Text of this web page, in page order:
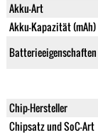
Akku-Art
Akku-Kapazität (mAh)
Batterieeigenschaften
Chip-Hersteller
Chipsatz und SoC-Art